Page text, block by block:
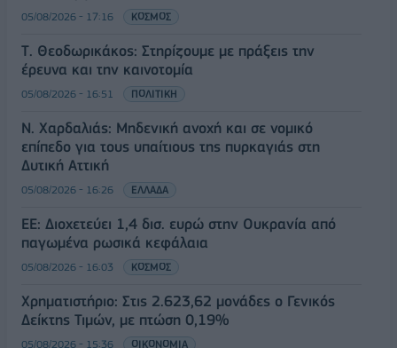
05/08/2026 - 17:16 ΚΟΣΜΟΣ
Τ. Θεοδωρικάκος: Στηρίζουμε με πράξεις την
έρευνα και την καινοτομία
05/08/2026 - 16:51 ΠΟΛΙΤΙΚΗ
Ν. Χαρδαλιάς: Μηδενική ανοχή και σε νομικό
επίπεδο για τους υπαίτιους της πυρκαγιάς στη
Δυτική Αττική
05/08/2026 - 16:26 ΕΛΛΑΔΑ
ΕΕ: Διοχετεύει 1,4 δισ. ευρώ στην Ουκρανία από
παγωμένα ρωσικά κεφάλαια
05/08/2026 - 16:03 ΚΟΣΜΟΣ
Χρηματιστήριο: Στις 2.623,62 μονάδες ο Γενικός
Δείκτης Τιμών, με πτώση 0,19%
05/08/2026 - 15:36 ΟΙΚΟΝΟΜΙΑ